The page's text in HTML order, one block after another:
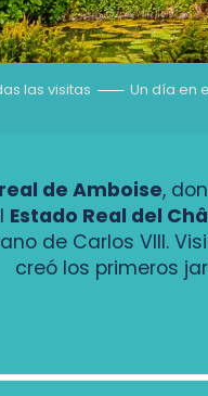
las visitas Un día en
de Amboise,
Estado Real del
de Carlos VIII.
creó los primeros